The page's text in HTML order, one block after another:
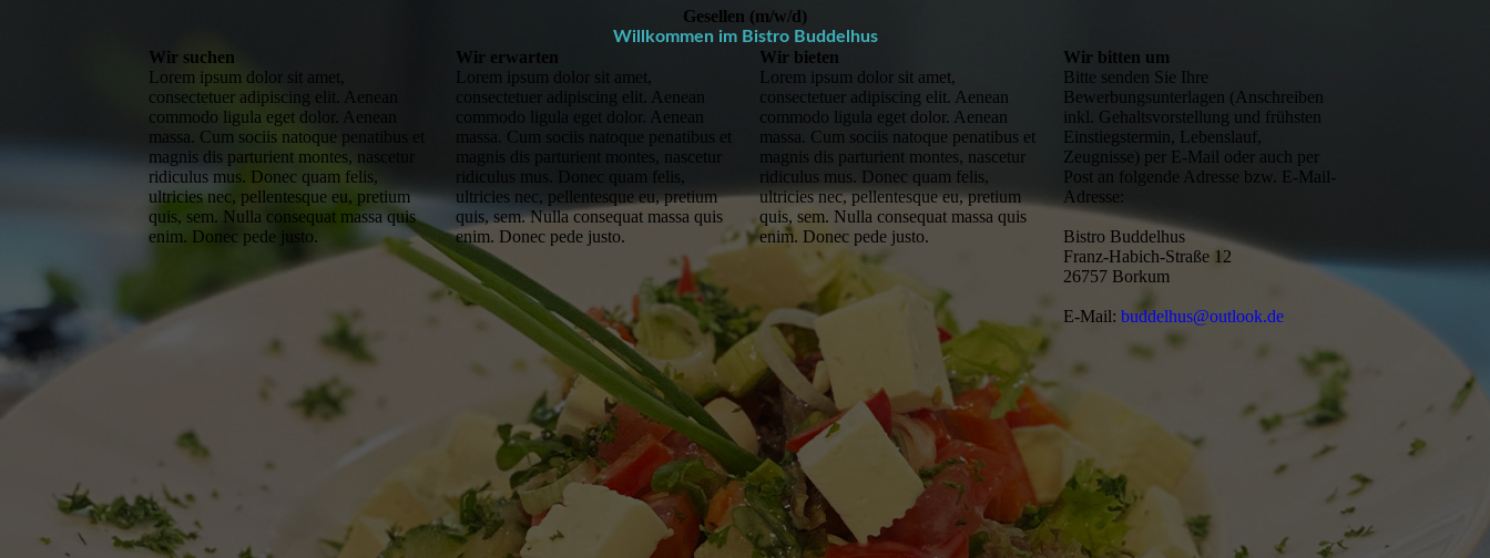
Gesellen (m/w/d)
Willkommen im Bistro Buddelhus
Wir suchen
Lorem ipsum dolor sit amet,
consectetuer adipiscing elit. Aenean
commodo ligula eget dolor. Aenean
massa. Cum sociis natoque penatibus et
magnis dis parturient montes, nascetur
ridiculus mus. Donec quam felis,
ultricies nec, pellentesque eu, pretium
quis, sem. Nulla consequat massa quis
enim. Donec pede justo.
Wir erwarten
Lorem ipsum dolor sit amet,
consectetuer adipiscing elit. Aenean
commodo ligula eget dolor. Aenean
massa. Cum sociis natoque penatibus et
magnis dis parturient montes, nascetur
ridiculus mus. Donec quam felis,
ultricies nec, pellentesque eu, pretium
quis, sem. Nulla consequat massa quis
enim. Donec pede justo.
Wir bieten
Lorem ipsum dolor sit amet,
consectetuer adipiscing elit. Aenean
commodo ligula eget dolor. Aenean
massa. Cum sociis natoque penatibus et
magnis dis parturient montes, nascetur
ridiculus mus. Donec quam felis,
ultricies nec, pellentesque eu, pretium
quis, sem. Nulla consequat massa quis
enim. Donec pede justo.
Wir bitten um
Bitte senden Sie Ihre
Bewerbungsunterlagen (Anschreiben
inkl. Gehaltsvorstellung und frühsten
Einstiegstermin, Lebenslauf,
Zeugnisse) per E-Mail oder auch per
Post an folgende Adresse bzw. E-Mail-
Adresse:
Bistro Buddelhus
Franz-Habich-Straße 12
26757 Borkum
E-Mail:buddelhus@outlook.de